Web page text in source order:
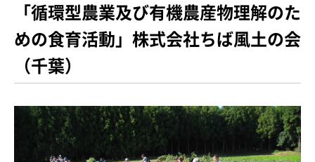
「循環型農業及び有機農産物理解のた
めの食育活動」株式会社ちば風土の会
（千葉）